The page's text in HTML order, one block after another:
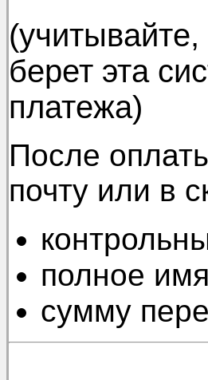
берет эта
платежа)
После
почту или в
полное
сумму